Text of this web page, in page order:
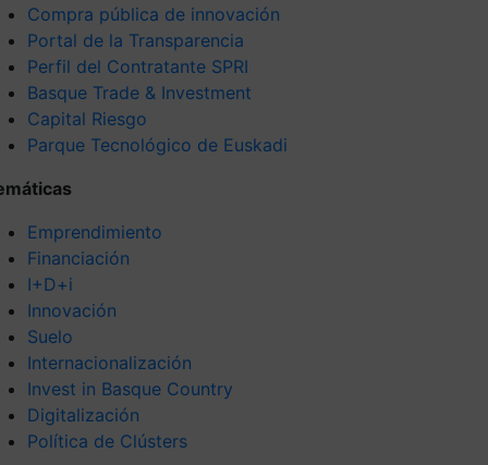
Compra pública de innovación
Portal de la Transparencia
Perfil del Contratante SPRI
Basque Trade & Investment
Capital Riesgo
Parque Tecnológico de Euskadi
Emprendimiento
Financiación
I+D+i
Innovación
Suelo
Internacionalización
Invest in Basque Country
Digitalización
Política de Clústers